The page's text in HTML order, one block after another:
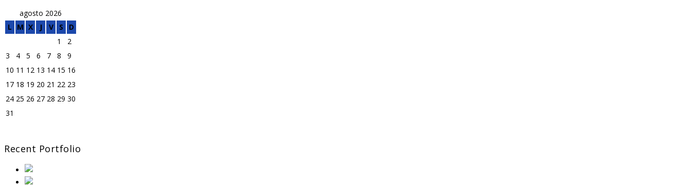
agosto 2026
L
M X J V S
D
1
2
3
4 5 6 7 8
9
10 11 12 13 14 15 16
17 18 19 20 21 22 23
24 25 26 27 28 29 30
31
Recent Portfolio